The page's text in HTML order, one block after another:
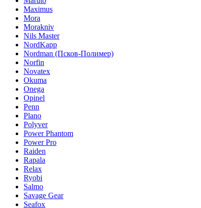
Maximus
Mora
Morakniv
Nils Master
NordKapp
Nordman (Псков-Полимер)
Norfin
Novatex
Okuma
Onega
Opinel
Penn
Plano
Polyver
Power Phantom
Power Pro
Raiden
Rapala
Relax
Ryobi
Salmo
Savage Gear
Seafox